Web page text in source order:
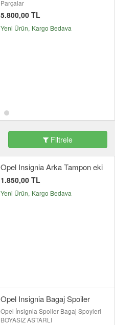
Parçalar
5.800,00 TL
Yeni Ürün Kargo Bedava
Filtrele
Opel Insignia Arka Tampon eki
1.850,00 TL
Yeni Ürün Kargo Bedava
Opel Insignia Bagaj Spoiler
Opel İnsignia Spoiler Bagaj Spoyleri
BOYASIZ ASTARLI